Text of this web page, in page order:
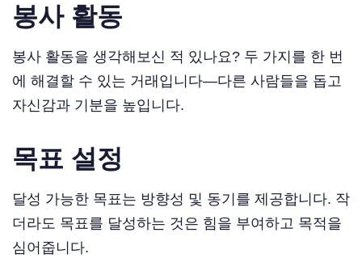
봉사 활동
봉사 활동을 생각해보신 적 있나요? 두 가지를 한 번
에 해결할 수 있는 거래입니다—다른 사람들을 돕고
자신감과 기분을 높입니다.
목표 설정
달성 가능한 목표는 방향성 및 동기를 제공합니다. 작
더라도 목표를 달성하는 것은 힘을 부여하고 목적을
심어줍니다.